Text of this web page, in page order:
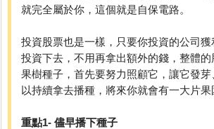
就完全屬於你，這個就是自保電路。
投資股票也是一樣，只要你投資的公司
投資下去，不用再拿出額外的錢，整體
果樹種子，首先要努力照顧它，讓它發
以持續拿去播種，將來你就會有一大片
重點1- 儘早播下種子